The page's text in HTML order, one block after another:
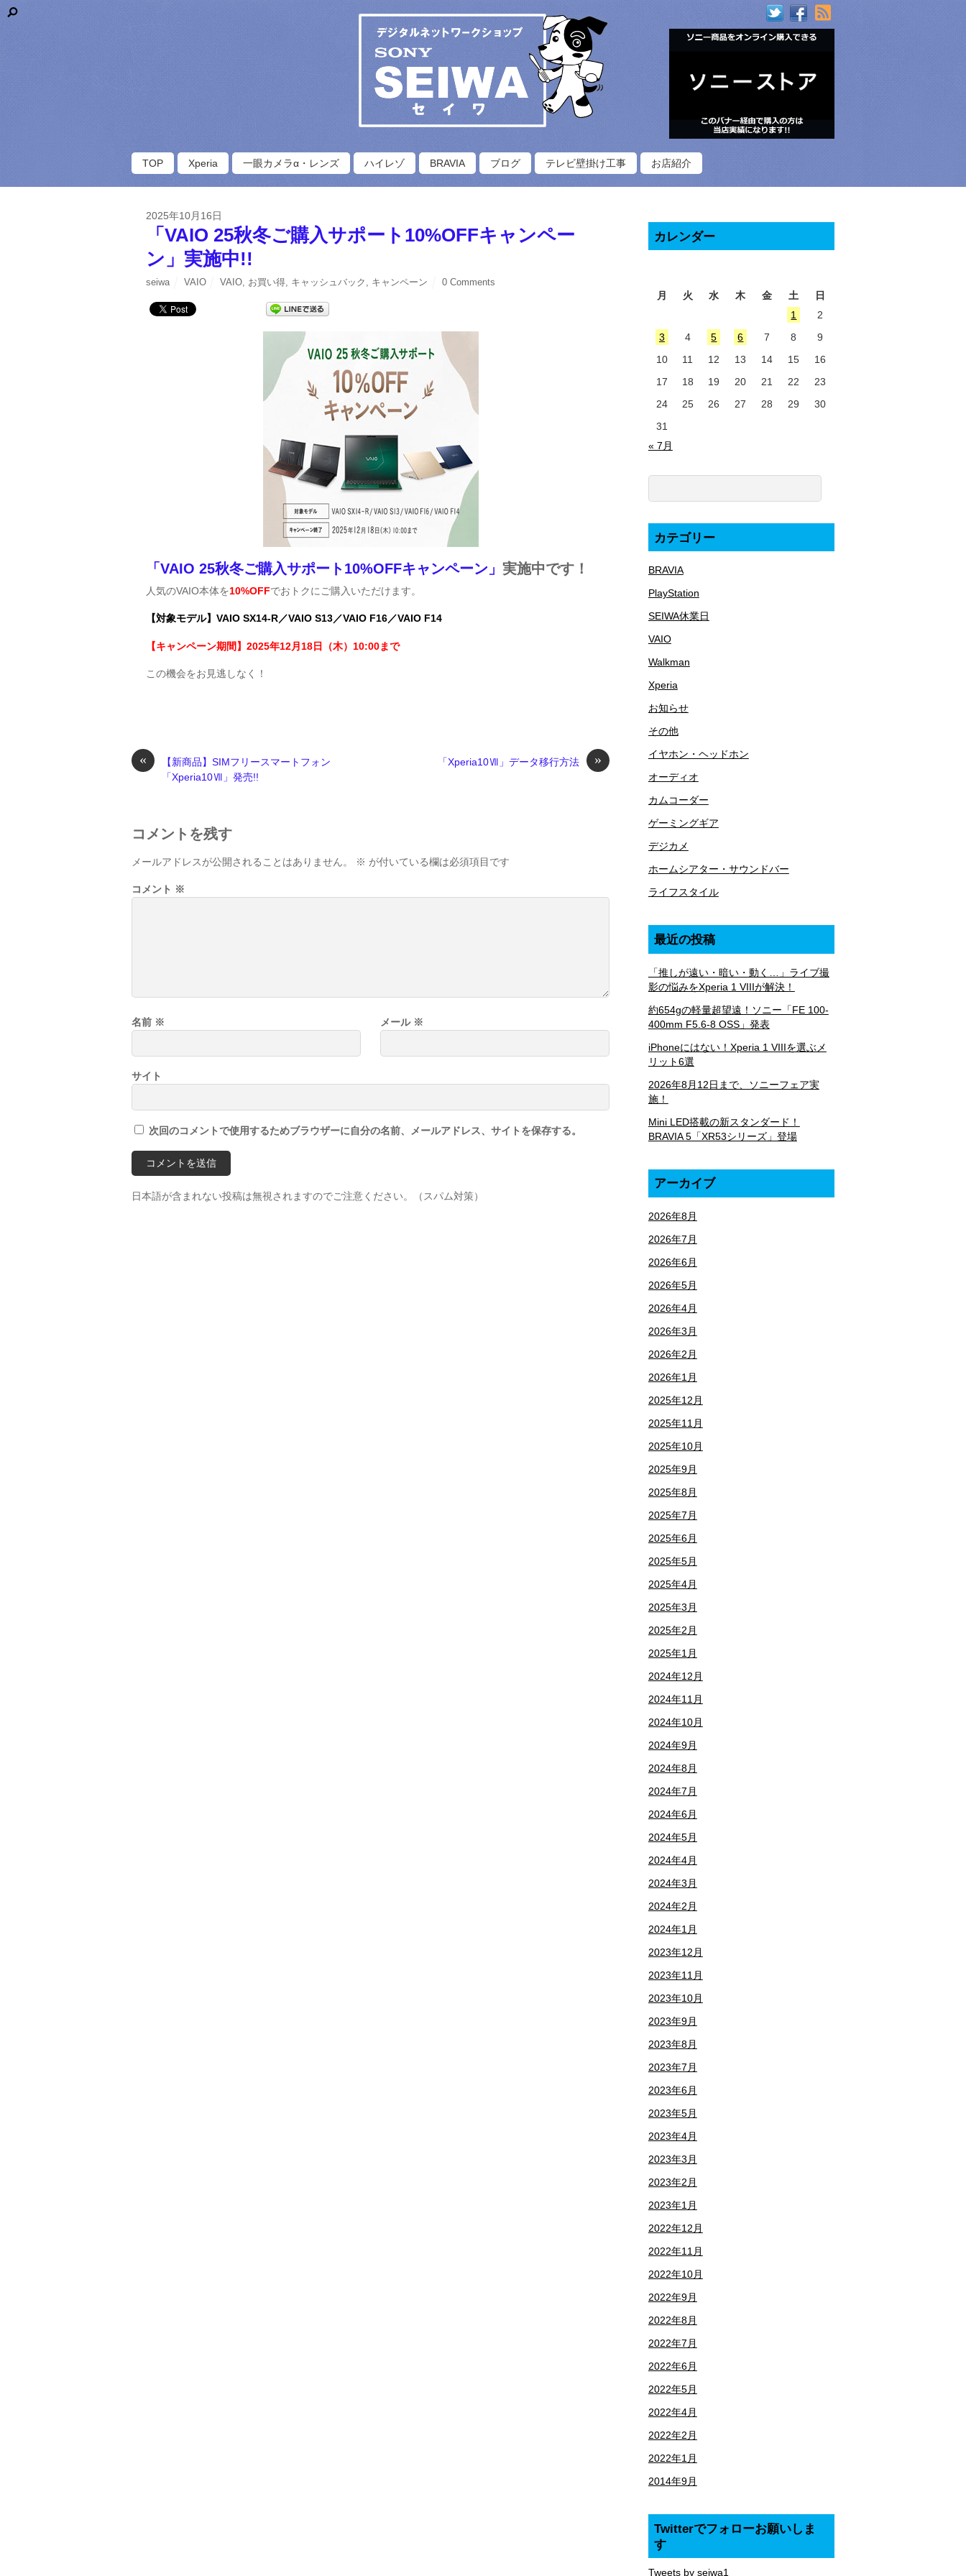
TOP Xperia 一眼カメラα・レンズ ハイレゾ BRAVIA ブログ テレビ壁掛け工事 お店紹介
2025年10月16日
「VAIO 25秋冬ご購入サポート10%OFFキャンペー
ン」実施中!!
seiwa VAIO VAIO お買い得 キャッシュバック キャンペーン 0 Comments
「VAIO 25秋冬ご購入サポート10%OFFキャンペーン」 実施中です！
人気のVAIO本体を10%OFFでおトクにご購入いただけます。
【対象モデル】VAIO SX14-R／VAIO S13／VAIO F16／VAIO F14
【キャンペーン期間】2025年12月18日（木）10:00まで
この機会をお見逃しなく！
«
【新商品】SIMフリースマートフォン
「Xperia10Ⅶ」発売!!
»
「Xperia10Ⅶ」データ移行方法
コメントを残す
メールアドレスが公開されることはありません。 ※ が付いている欄は必須項目です
コメント ※
名前 ※ メール ※
サイト
次回のコメントで使用するためブラウザーに自分の名前、メールアドレス、サイトを保存する。
日本語が含まれない投稿は無視されますのでご注意ください。（スパム対策）
カレンダー
月 火 水 木 金 土
日
1
2
3
4 5 6 7 8
9
10
11 12 13 14 15
16
17
18 19 20 21 22
23
24
25 26 27 28 29
30
31
« 7月
カテゴリー
BRAVIA
PlayStation
SEIWA休業日
VAIO
Walkman
Xperia
お知らせ
その他
イヤホン・ヘッドホン
オーディオ
カムコーダー
ゲーミングギア
デジカメ
ホームシアター・サウンドバー
ライフスタイル
最近の投稿
「推しが遠い・暗い・動く…」ライブ撮
影の悩みをXperia 1 VIIIが解決！
約654gの軽量超望遠！ソニー「FE 100-
400mm F5.6-8 OSS」発表
iPhoneにはない！Xperia 1 VIIIを選ぶメ
リット6選
2026年8月12日まで、ソニーフェア実
施！
Mini LED搭載の新スタンダード！
BRAVIA 5「XR53シリーズ」登場
アーカイブ
2026年8月
2026年7月
2026年6月
2026年5月
2026年4月
2026年3月
2026年2月
2026年1月
2025年12月
2025年11月
2025年10月
2025年9月
2025年8月
2025年7月
2025年6月
2025年5月
2025年4月
2025年3月
2025年2月
2025年1月
2024年12月
2024年11月
2024年10月
2024年9月
2024年8月
2024年7月
2024年6月
2024年5月
2024年4月
2024年3月
2024年2月
2024年1月
2023年12月
2023年11月
2023年10月
2023年9月
2023年8月
2023年7月
2023年6月
2023年5月
2023年4月
2023年3月
2023年2月
2023年1月
2022年12月
2022年11月
2022年10月
2022年9月
2022年8月
2022年7月
2022年6月
2022年5月
2022年4月
2022年2月
2022年1月
2014年9月
Twitterでフォローお願いしま
す
Tweets by seiwa1